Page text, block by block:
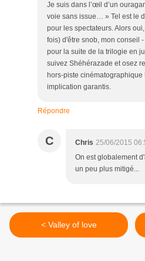
Je suis dans l’œil d’un
voie sans issue… » Tel est le
pour les spectateurs. Alors
fois) d'être snob, mon conseil
pour la suite de la trilogie en
suivez Shéhérazade et osez
hors-piste
implication garantis.
Répondre
C Chris 25/06/2015
On est globalement
un peu plus mitigé...
< Valley of love